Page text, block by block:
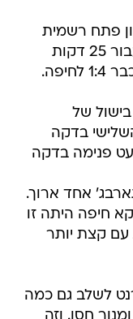
פתח רשמית
את הטיילת ברחבה הנתנייתית, וכעבור 25 דקות
לאחר בישול של
בדקה
פנימה בדקה
אחד ארוך.
חיפה היתה זו
עם קצת יותר
לשלב גם כמה